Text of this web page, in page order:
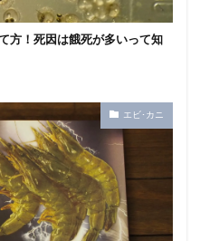
方！死因は餓死が多いって知
エビ･カニ